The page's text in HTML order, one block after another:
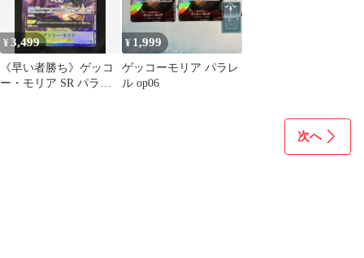
¥3,499
《早い者勝ち》ゲッコ
ー・モリア SR パラレ
¥ 1,999
ゲッコーモリア パラレ
ル op06
次へ